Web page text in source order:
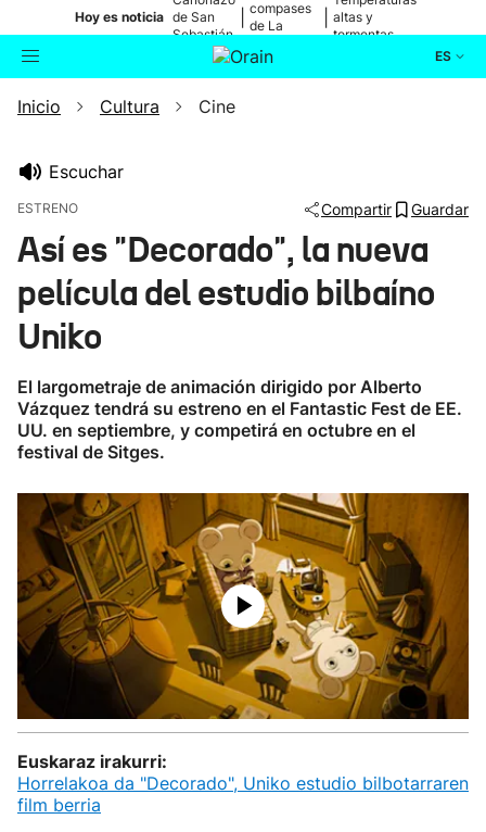
Hoy es noticia de San
Sebastián
compases
de La
altas y
tormentas
ES
Buscador Actualidad
Ikusmiran
Inicio Cultura Cine
Escuchar
ESTRENO Compartir Guardar
Así es "Decorado", la nueva
película del estudio bilbaíno
Uniko
El largometraje de animación dirigido por Alberto
Vázquez tendrá su estreno en el Fantastic Fest de EE.
UU. en septiembre, y competirá en octubre en el
festival de Sitges.
Euskaraz irakurri:
Horrelakoa da "Decorado", Uniko estudio bilbotarraren
film berria